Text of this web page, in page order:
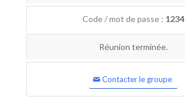
Code / mot de passe : 1234
Réunion terminée.
Contacter le groupe